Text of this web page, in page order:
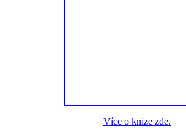
Více o knize zde.